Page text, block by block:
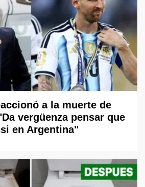
a la muerte de
vergüenza pensar que
en Argentina"